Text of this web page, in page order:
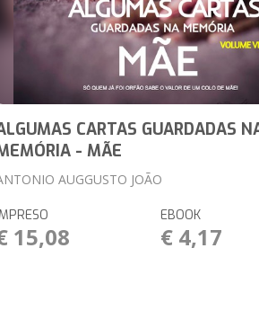
CARTAS GUARDADAS
- MÃE
AUGGUSTO JOÃO
15,08
EBOOK
€ 4,17